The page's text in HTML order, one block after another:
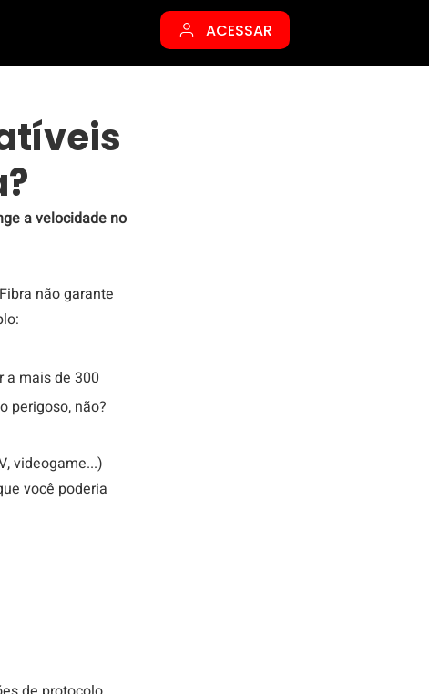
ACESSAR
a velocidade no
não garante
a mais de 300
perigoso, não?
videogame...)
você poderia